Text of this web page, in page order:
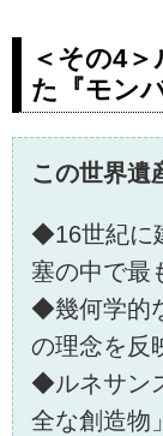
＜その4
た『モン
この世界遺
◆16世紀に
塞の中で最
◆幾何学的
の理念を反
◆ルネサン
全な創造